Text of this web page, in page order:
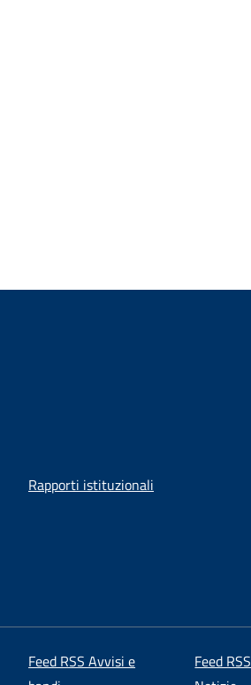
Rapporti istituzionali
Feed RSS Avvisi e
Feed RSS